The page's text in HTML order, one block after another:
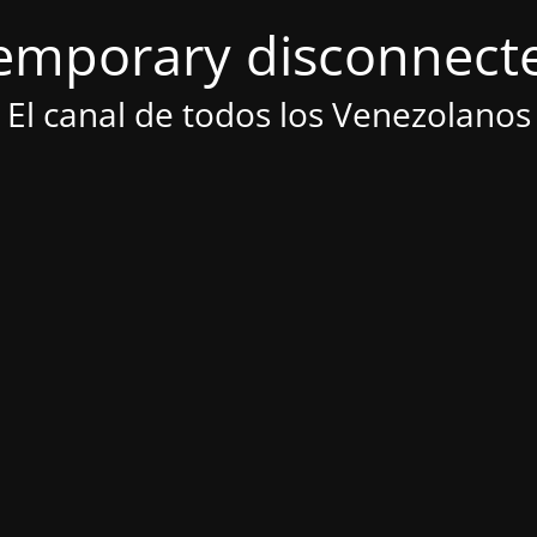
El canal de todos los Venezolanos